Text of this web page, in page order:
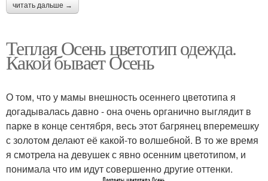
читать дальше →
Теплая Осень цветотип одежда.
Какой бывает Осень
О том, что у мамы внешность осеннего цветотипа я
догадывалась давно - она очень органично выглядит в
парке в конце сентября, весь этот багрянец вперемешку
с золотом делают её какой-то волшебной. В то же время
я смотрела на девушек с явно осенним цветотипом, и
понимала что им идут совершенно другие оттенки.